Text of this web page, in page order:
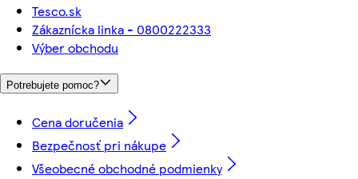
Tesco.sk
Zákaznícka linka - 0800222333
Výber obchodu
Potrebujete pomoc?
Cena doručenia
Bezpečnosť pri nákupe
Všeobecné obchodné podmienky